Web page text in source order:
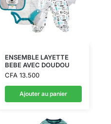
ENSEMBLE LAYETTE
BEBE AVEC DOUDOU
CFA13.500
Ajouter au panier